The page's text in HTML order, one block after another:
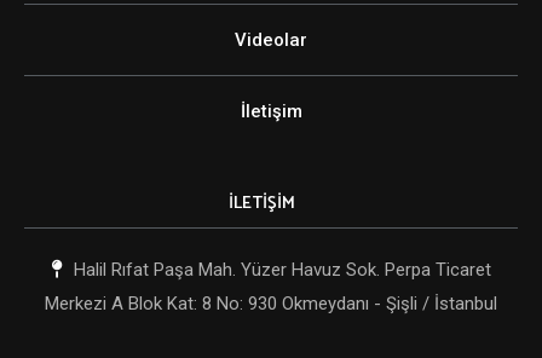
Videolar
İletişim
İLETİŞİM
Halil Rıfat Paşa Mah. Yüzer Havuz Sok. Perpa Ticaret
Merkezi A Blok Kat: 8 No: 930 Okmeydanı - Şişli / İstanbul